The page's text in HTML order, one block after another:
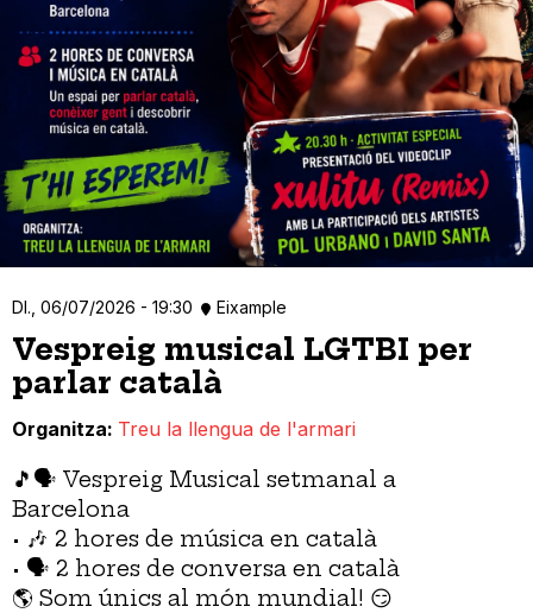
Dl., 06/07/2026 - 19:30 Eixample
Vespreig musical LGTBI per
parlar català
Organitza Treu la llengua de l'armari
🎵🗣 Vespreig Musical setmanal a
Barcelona
• 🎶 2 hores de música en català
• 🗣 2 hores de conversa en català
🌎 Som únics al món mundial! 😏